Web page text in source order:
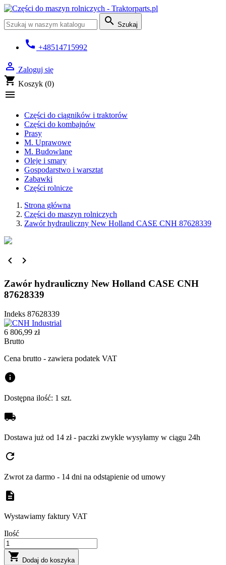
 Szukaj
call +48514715992
 Zaloguj się
shopping_cart Koszyk (0)

Części do ciągników i traktorów
Części do kombajnów
Prasy
M. Uprawowe
M. Budowlane
Oleje i smary
Gospodarstwo i warsztat
Zabawki
Części rolnicze
Strona główna
Części do maszyn rolniczych
Zawór hydrauliczny New Holland CASE CNH 87628339
 
Zawór hydrauliczny New Holland CASE CNH
87628339
Indeks 87628339
6 806,99 zł
Brutto
Cena brutto - zawiera podatek VAT
info
Dostępna ilość: 1 szt.
local_shipping
Dostawa już od 14 zł - paczki zwykle wysyłamy w ciągu 24h
refresh
Zwrot za darmo - 14 dni na odstąpienie od umowy
description
Wystawiamy faktury VAT
Ilość
 Dodaj do koszyka